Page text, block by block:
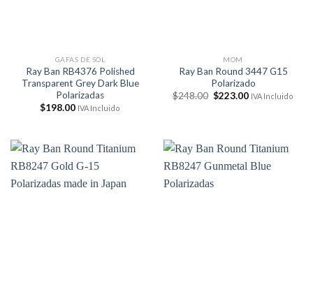
GAFAS DE SOL
Ray Ban RB4376 Polished
Transparent Grey Dark Blue
Polarizadas
$198.00 IVA Incluido
MOM
Ray Ban Round 3447 G15
Polarizado
$248.00 El
$223.00ElIVA Incluido